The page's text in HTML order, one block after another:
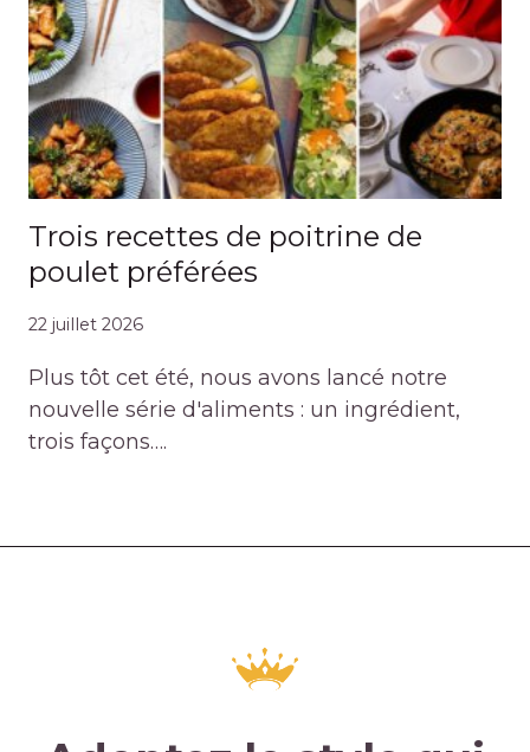
Trois recettes de poitrine de
poulet préférées
22 juillet 2026
Plus tôt cet été, nous avons lancé notre
nouvelle série d'aliments : un ingrédient,
trois façons….